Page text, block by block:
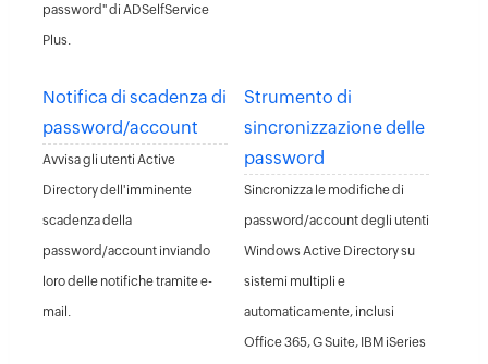
password" di ADSelfService
Plus.
Notifica di scadenza di
password/account
Avvisa gli utenti Active
Directory dell'imminente
scadenza della
password/account inviando
loro delle notifiche tramite e-
mail.
Strumento di
sincronizzazione delle
password
Sincronizza le modifiche di
password/account degli utenti
Windows Active Directory su
sistemi multipli e
automaticamente, inclusi
Office 365, G Suite, IBM iSeries